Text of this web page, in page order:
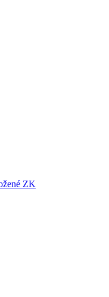
ZK